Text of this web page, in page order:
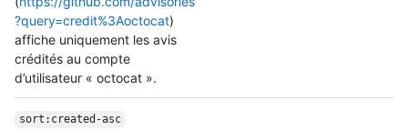
?query=credit%3Aoctocat)
affiche uniquement les avis
crédités au compte
d’utilisateur « octocat ».
sort:created-asc